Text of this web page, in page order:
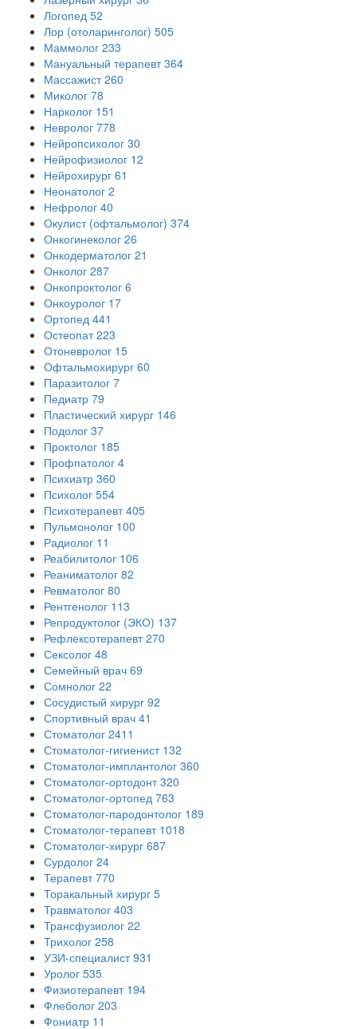
Логопед 52
Лор (отоларинголог) 505
Маммолог 233
Мануальный терапевт 364
Массажист 260
Миколог 78
Нарколог 151
Невролог 778
Нейропсихолог 30
Нейрофизиолог 12
Нейрохирург 61
Неонатолог 2
Нефролог 40
Окулист (офтальмолог) 374
Онкогинеколог 26
Онкодерматолог 21
Онколог 287
Онкопроктолог 6
Онкоуролог 17
Ортопед 441
Остеопат 223
Отоневролог 15
Офтальмохирург 60
Паразитолог 7
Педиатр 79
Пластический хирург 146
Подолог 37
Проктолог 185
Профпатолог 4
Психиатр 360
Психолог 554
Психотерапевт 405
Пульмонолог 100
Радиолог 11
Реабилитолог 106
Реаниматолог 82
Ревматолог 80
Рентгенолог 113
Репродуктолог (ЭКО) 137
Рефлексотерапевт 270
Сексолог 48
Семейный врач 69
Сомнолог 22
Сосудистый хирург 92
Спортивный врач 41
Стоматолог 2411
Стоматолог-гигиенист 132
Стоматолог-имплантолог 360
Стоматолог-ортодонт 320
Стоматолог-ортопед 763
Стоматолог-пародонтолог 189
Стоматолог-терапевт 1018
Стоматолог-хирург 687
Сурдолог 24
Терапевт 770
Торакальный хирург 5
Травматолог 403
Трансфузиолог 22
Трихолог 258
УЗИ-специалист 931
Уролог 535
Физиотерапевт 194
Флеболог 203
Фониатр 11